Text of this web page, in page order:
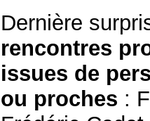
Dernière
rencontres
issues de
ou proches :